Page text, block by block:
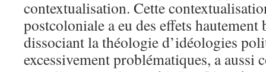
contextualisation. Cette
postcoloniale a eu des effets hautement
dissociant la théologie d’idéologies
excessivement problématiques, a aussi